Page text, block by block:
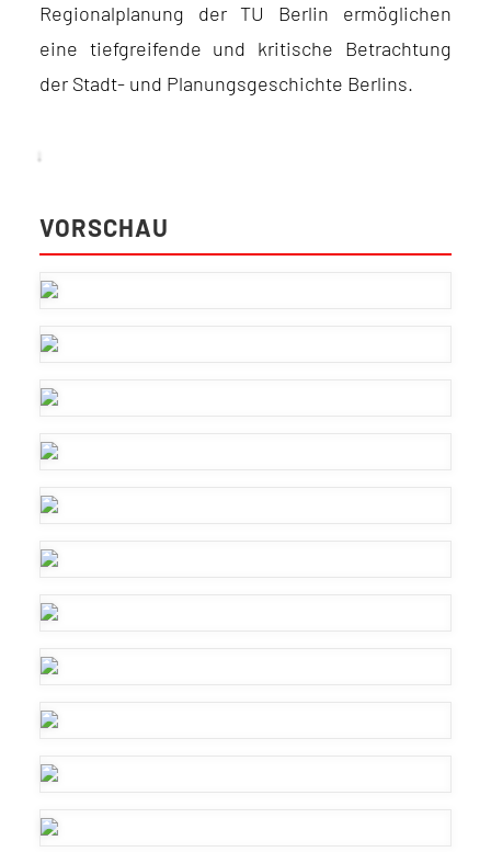
Regionalplanung der TU Berlin ermöglichen
eine tiefgreifende und kritische Betrachtung
der Stadt- und Planungsgeschichte Berlins.
VORSCHAU